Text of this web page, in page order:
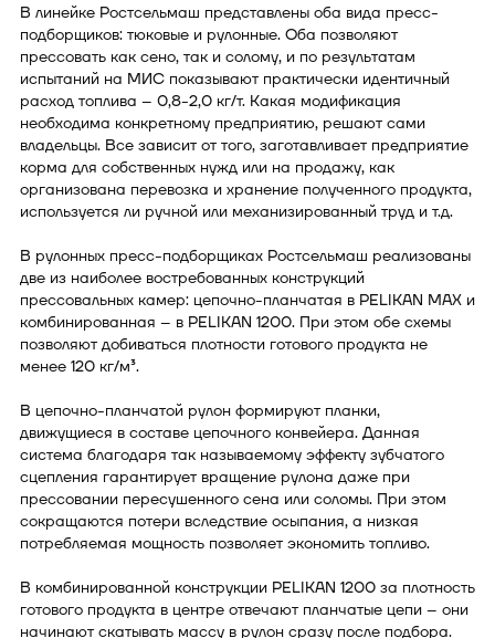
В линейке Ростсельмаш представлены оба вида пресс-
подборщиков: тюковые и рулонные. Оба позволяют
прессовать как сено, так и солому, и по результатам
испытаний на МИС показывают практически идентичный
расход топлива – 0,8-2,0 кг/т. Какая модификация
необходима конкретному предприятию, решают сами
владельцы. Все зависит от того, заготавливает предприятие
корма для собственных нужд или на продажу, как
организована перевозка и хранение полученного продукта,
используется ли ручной или механизированный труд и т.д.
В рулонных пресс-подборщиках Ростсельмаш реализованы
две из наиболее востребованных конструкций
прессовальных камер: цепочно-планчатая в PELIKAN MAX и
комбинированная – в PELIKAN 1200. При этом обе схемы
позволяют добиваться плотности готового продукта не
менее 120 кг/м³.
В цепочно-планчатой рулон формируют планки,
движущиеся в составе цепочного конвейера. Данная
система благодаря так называемому эффекту зубчатого
сцепления гарантирует вращение рулона даже при
прессовании пересушенного сена или соломы. При этом
сокращаются потери вследствие осыпания, а низкая
потребляемая мощность позволяет экономить топливо.
В комбинированной конструкции PELIKAN 1200 за плотность
готового продукта в центре отвечают планчатые цепи – они
начинают скатывать массу в рулон сразу после подбора.